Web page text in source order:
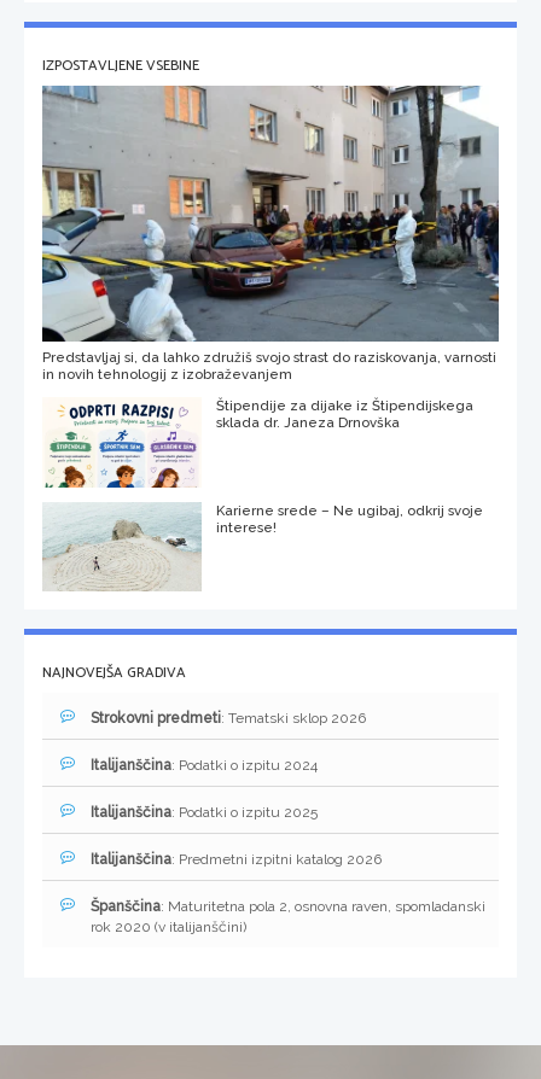
IZPOSTAVLJENE VSEBINE
Predstavljaj si, da lahko združiš svojo strast do raziskovanja, varnosti
in novih tehnologij z izobraževanjem
Štipendije za dijake iz Štipendijskega
sklada dr. Janeza Drnovška
Karierne srede – Ne ugibaj, odkrij svoje
interese!
NAJNOVEJŠA GRADIVA
Strokovni predmeti: Tematski sklop 2026
Italijanščina: Podatki o izpitu 2024
Italijanščina: Podatki o izpitu 2025
Italijanščina: Predmetni izpitni katalog 2026
Španščina: Maturitetna pola 2, osnovna raven, spomladanski
rok 2020 (v italijanščini)